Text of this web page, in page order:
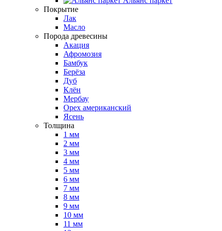
Покрытие
Лак
Масло
Порода древесины
Акация
Афромозия
Бамбук
Берёза
Дуб
Клён
Мербау
Орех американский
Ясень
Толщина
1 мм
2 мм
3 мм
4 мм
5 мм
6 мм
7 мм
8 мм
9 мм
10 мм
11 мм